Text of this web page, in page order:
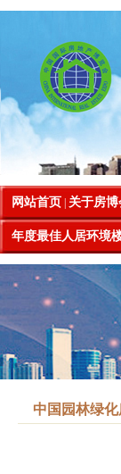
网站首页 关于房博
年度最佳人居环境
中国园林绿